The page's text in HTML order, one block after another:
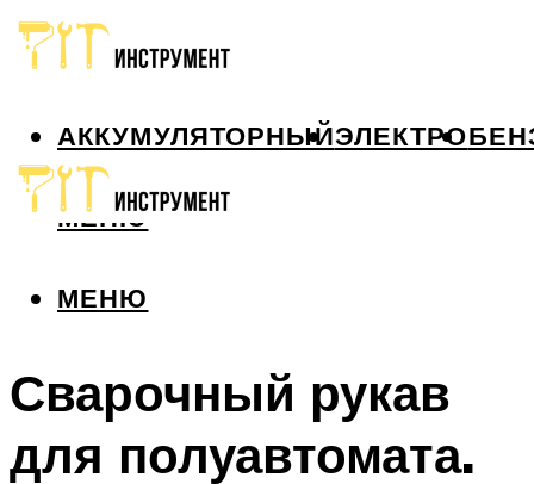
АККУМУЛЯТОРНЫЙЭЛЕКТРО
МЕНЮ
МЕНЮ
Сварочный рукав
для полуавтомата.